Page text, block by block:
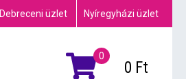
Debreceni üzlet Nyíregyházi üzlet
0
0 Ft